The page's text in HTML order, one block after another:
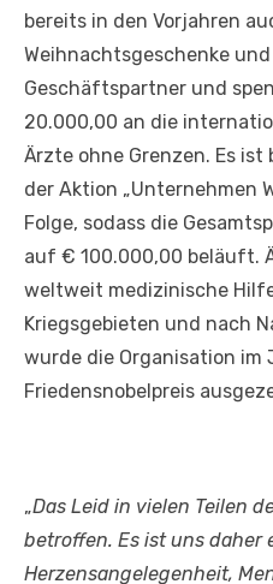
bereits in den Vorjahren
Weihnachtsgeschenke
Geschäftspartner und
20.000,00 an die
Ärzte ohne Grenzen. Es ist
der Aktion „Unternehmen
Folge, sodass die
auf € 100.000,00 beläuft.
weltweit medizinische
Kriegsgebieten und nach
wurde die Organisation im
Friedensnobelpreis
„Das Leid in vielen Teilen
betroffen. Es ist uns daher
Herzensangelegenheit,